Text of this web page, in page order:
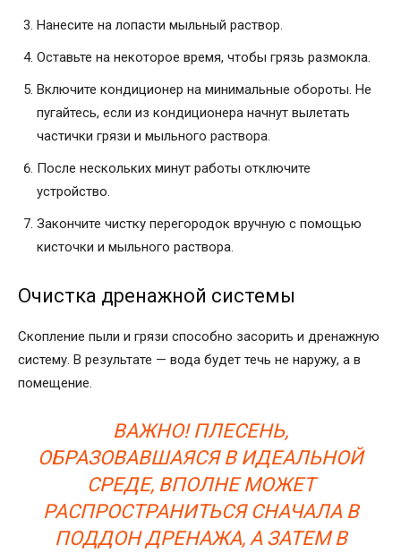
Нанесите на лопасти мыльный раствор.
Оставьте на некоторое время, чтобы грязь размокла.
Включите кондиционер на минимальные обороты. Не
пугайтесь, если из кондиционера начнут вылетать
частички грязи и мыльного раствора.
После нескольких минут работы отключите
устройство.
Закончите чистку перегородок вручную с помощью
кисточки и мыльного раствора.
Очистка дренажной системы
Скопление пыли и грязи способно засорить и дренажную
систему. В результате — вода будет течь не наружу, а в
помещение.
ВАЖНО! ПЛЕСЕНЬ,
ОБРАЗОВАВШАЯСЯ В ИДЕАЛЬНОЙ
СРЕДЕ, ВПОЛНЕ МОЖЕТ
РАСПРОСТРАНИТЬСЯ СНАЧАЛА В
ПОДДОН ДРЕНАЖА, А ЗАТЕМ В